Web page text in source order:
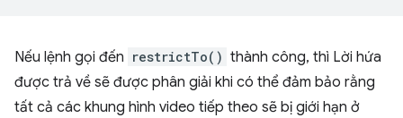
Nếu lệnh gọi đến restrictTo() thành công, thì Lời hứa
được trả về sẽ được phân giải khi có thể đảm bảo rằng
tất cả các khung hình video tiếp theo sẽ bị giới hạn ở